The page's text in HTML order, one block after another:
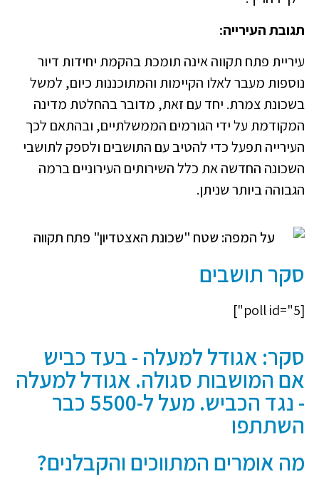
תגובת העירייה:
עיריית פתח תקווה אינה תומכת בהקמת יחידות דיור
נוספות מעבר לאלו הקיימות והמתוכננות כיום, למשל
בשכונת צמרת. יחד עם זאת, מדובר בהחלטת מדינה
המקודמת על ידי הגורמים הממשלתיים, ובהתאם לכך
העירייה תפעל כדי להטיב עם התושבים ולספק לתושבי
השכונה החדשה את כלל השירותים העירוניים ברמה
הגבוהה ביותר שניתן.
סקר תושבים
[poll id="5"]
סקר: אגודל למעלה - בעד כביש
אם המושבות סגולה. אגודל למעלה
- נגד הכביש. מעל ל-5500 כבר
השתתפו
מה אומרים המתווכים והקבלנים?